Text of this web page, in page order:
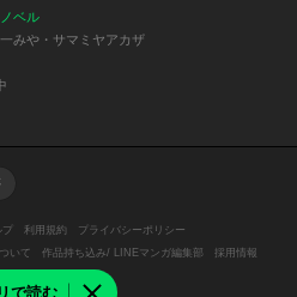
で読む
ベル
みや・サマミヤアカザ
プ 利用規約
プライバシーポリシー
いて 作品持ち込み/ LINEマンガ編集部
採用情報